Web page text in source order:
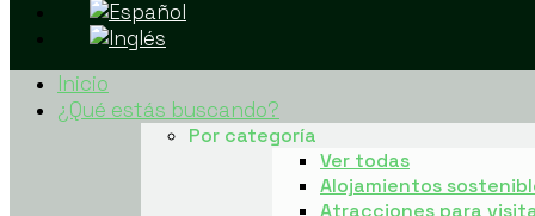
Inicio
¿Qué estás buscando?
Por categoría
Ver todas
Alojamientos
Atracciones para